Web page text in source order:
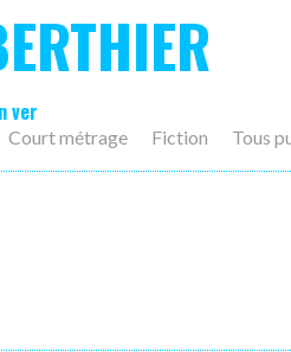
ver
Court métrage Fiction Tous